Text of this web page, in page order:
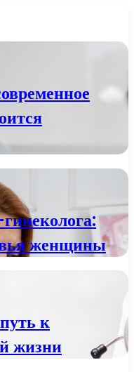
женщины
к
жизни